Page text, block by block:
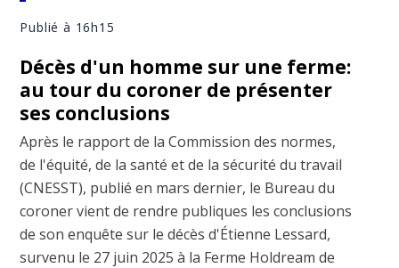
Publié à 16h15
Décès d'un homme sur une ferme:
au tour du coroner de présenter
ses conclusions
Après le rapport de la Commission des normes,
de l'équité, de la santé et de la sécurité du travail
(CNESST), publié en mars dernier, le Bureau du
coroner vient de rendre publiques les conclusions
de son enquête sur le décès d'Étienne Lessard,
survenu le 27 juin 2025 à la Ferme Holdream de